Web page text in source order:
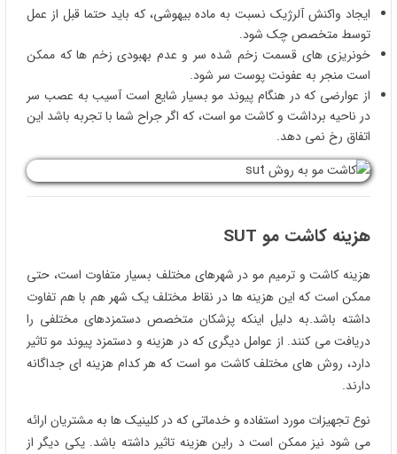
ایجاد واکنش آلرژیک نسبت به ماده بیهوشی، که باید حتما قبل از عمل
توسط متخصص چک شود.
خونریزی های قسمت زخم شده سر و عدم بهبودی زخم ها که ممکن
است منجر به عفونت پوست سر شود.
از عوارضی که در هنگام پیوند مو بسیار شایع است آسیب به عصب سر
در ناحیه برداشت و کاشت مو است، که اگر جراح شما با تجربه باشد این
اتفاق رخ نمی دهد.
هزینه کاشت مو SUT
هزینه کاشت و ترمیم مو در شهرهای مختلف بسیار متفاوت است، حتی
ممکن است که این هزینه ها در نقاط مختلف یک شهر هم با هم تفاوت
داشته باشد.به دلیل اینکه پزشکان متخصص دستمزدهای مختلفی را
دریافت می کنند. از عوامل دیگری که در هزینه و دستمزد پیوند مو تاثیر
دارد، روش های مختلف کاشت مو است که هر کدام هزینه ای جداگانه
دارند.
نوع تجهیزات مورد استفاده و خدماتی که در کلینیک ها به مشتریان ارائه
می شود نیز ممکن است د راین هزینه تاثیر داشته باشد. یکی دیگر از